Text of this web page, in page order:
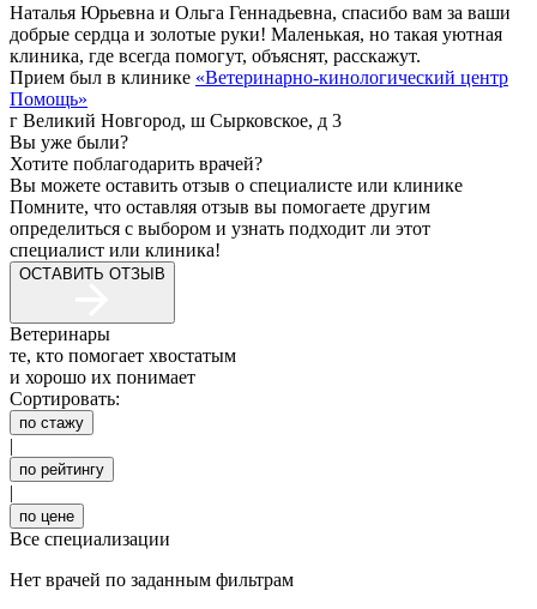
Наталья Юрьевна и Ольга Геннадьевна, спасибо вам за ваши
добрые сердца и золотые руки! Маленькая, но такая уютная
клиника, где всегда помогут, объяснят, расскажут.
Прием был в клинике «Ветеринарно-кинологический центр
Помощь»
г Великий Новгород, ш Сырковское, д 3
Вы уже были?
Хотите поблагодарить врачей?
Вы можете оставить отзыв о специалисте или клинике
Помните, что оставляя отзыв вы помогаете другим
определиться с выбором и узнать подходит ли этот
специалист или клиника!
ОСТАВИТЬ ОТЗЫВ
Ветеринары
те, кто помогает хвостатым
и хорошо их понимает
Сортировать:
по стажу
|
по рейтингу
|
по цене
Все специализации
Нет врачей по заданным фильтрам